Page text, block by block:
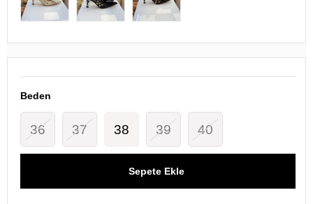
Beden
36 37 38 39 40